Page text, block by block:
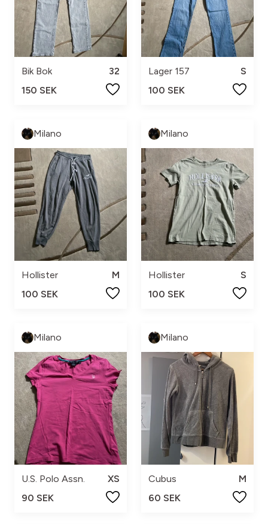
Bik Bok
32
150 SEK
Lager 157
S
100 SEK
Milano
Hollister
M
100 SEK
Milano
Hollister
S
100 SEK
Milano
U.S. Polo Assn.
XS
90 SEK
Milano
Cubus
M
60 SEK